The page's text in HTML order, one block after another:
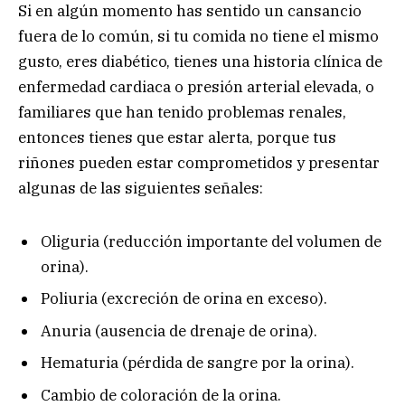
Si en algún momento has sentido un cansancio
fuera de lo común, si tu comida no tiene el mismo
gusto, eres diabético, tienes una historia clínica de
enfermedad cardiaca o presión arterial elevada, o
familiares que han tenido problemas renales,
entonces tienes que estar alerta, porque tus
riñones pueden estar comprometidos y presentar
algunas de las siguientes señales:
Oliguria (reducción importante del volumen de
orina).
Poliuria (excreción de orina en exceso).
Anuria (ausencia de drenaje de orina).
Hematuria (pérdida de sangre por la orina).
Cambio de coloración de la orina.